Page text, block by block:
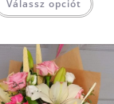
Válassz opciót